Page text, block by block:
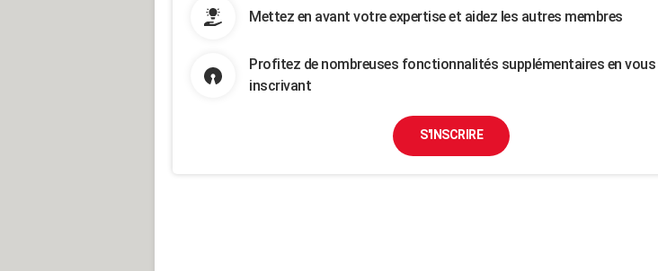
Mettez en avant votre expertise et aidez les autres membres
Profitez de nombreuses fonctionnalités supplémentaires en vous
inscrivant
S'INSCRIRE